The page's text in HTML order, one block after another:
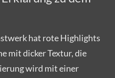
mit dicker Textur, die
wird mit einer
abgeschlossen und alle